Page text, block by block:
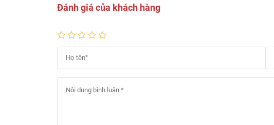
Đánh giá của khách hàng